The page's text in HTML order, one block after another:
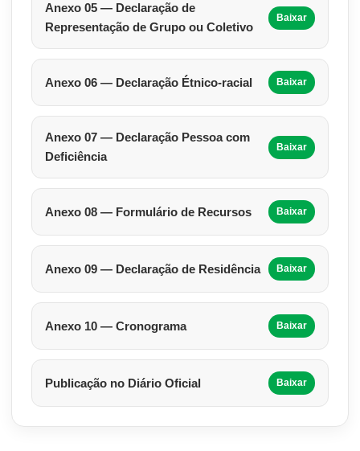
Anexo 05 — Declaração de
Representação de Grupo ou Coletivo
Baixar
Anexo 06 — Declaração Étnico-racial Baixar
Anexo 07 — Declaração Pessoa com
Deficiência
Baixar
Anexo 08 — Formulário de Recursos Baixar
Anexo 09 — Declaração de Residência Baixar
Anexo 10 — Cronograma Baixar
Publicação no Diário Oficial Baixar